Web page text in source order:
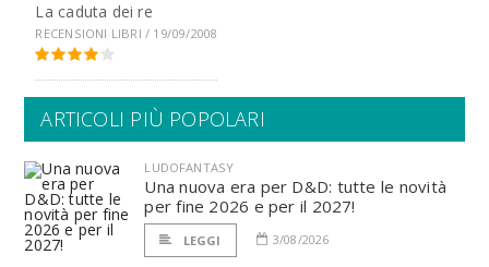
La caduta dei re
RECENSIONI LIBRI / 19/09/2008
ARTICOLI PIÙ POPOLARI
LUDOFANTASY
Una nuova era per D&D: tutte le novità
per fine 2026 e per il 2027!
LEGGI 3/08/2026